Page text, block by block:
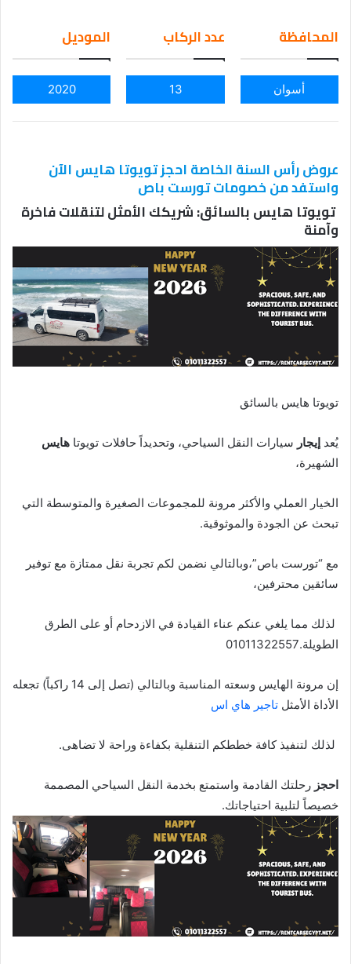
ail
المحافظة
أسوان
عدد الركاب
13
الموديل
2020
عروض رأس السنة الخاصة احجز تويوتا هايس الآن
واستفد من خصومات تورست باص
تويوتا هايس بالسائق: شريكك الأمثل لتنقلات فاخرة
وآمنة
تويوتا هايس بالسائق
يُعد إيجار سيارات النقل السياحي، وتحديداً حافلات تويوتا هايس
الشهيرة،
الخيار العملي والأكثر مرونة للمجموعات الصغيرة والمتوسطة التي
تبحث عن الجودة والموثوقية.
مع “تورست باص”،وبالتالي نضمن لكم تجربة نقل ممتازة مع توفير
سائقين محترفين،
لذلك مما يلغي عنكم عناء القيادة في الازدحام أو على الطرق
الطويلة.01011322557
إن مرونة الهايس وسعته المناسبة وبالتالي (تصل إلى 14 راكباً) تجعله
الأداة الأمثل تاجير هاي اس
لذلك لتنفيذ كافة خططكم التنقلية بكفاءة وراحة لا تضاهى.
احجز رحلتك القادمة واستمتع بخدمة النقل السياحي المصممة
خصيصاً لتلبية احتياجاتك.